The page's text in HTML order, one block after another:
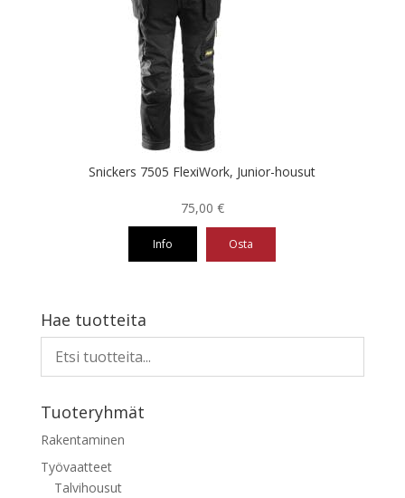
Snickers 7505 FlexiWork, Junior-housut
75,00 €
Info Osta
on
useampi
muunnelma.
Voit
valinnat
tuotteen
sivulla.
Hae tuotteita
Tuoteryhmät
Rakentaminen
Työvaatteet
Talvihousut